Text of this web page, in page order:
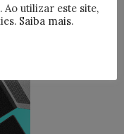
Ao utilizar este site,
Saiba mais.